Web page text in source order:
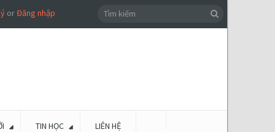
orĐăng nhập
TIN HỌC LIÊN HỆ